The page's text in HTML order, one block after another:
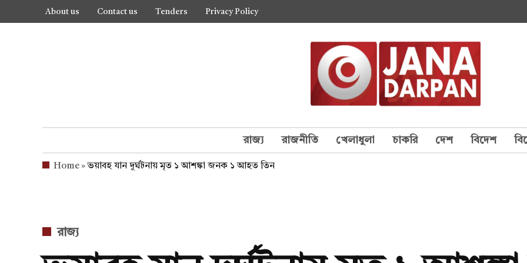
About us Contact us Tenders Privacy Policy
রাজ্য রাজনীতি খেলাধুলা চাকরি দেশ বিদেশ
Home»ভয়াবহ যান দুর্ঘটনায় মৃত ১ আশঙ্কা জনক ১ আহত তিন
POSTED
রাজ্য